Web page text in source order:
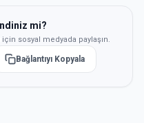
mi?
için sosyal medyada paylaşın.
Bağlantıyı Kopyala